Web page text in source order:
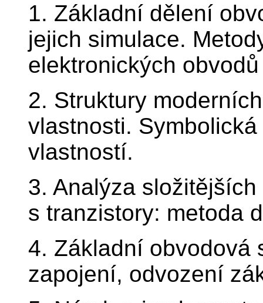
1. Základní dělení
jejich simulace.
elektronických obvodů
2. Struktury
vlastnosti.
vlastností.
3. Analýza
s tranzistory: metoda
4. Základní obvodová
zapojení, odvození